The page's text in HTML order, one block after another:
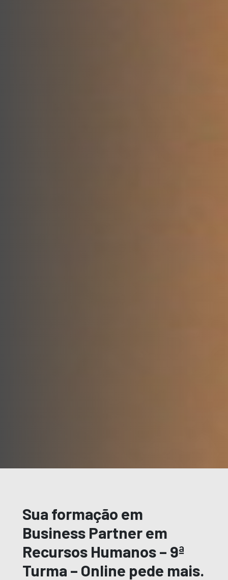
Sua formação em
Business Partner em
Recursos Humanos – 9ª
Turma – Online pede mais.